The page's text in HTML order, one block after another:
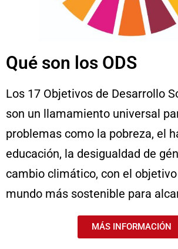
Qué son los ODS
Los 17 Objetivos de Desarrollo
son un llamamiento universal
problemas como la pobreza, el
educación, la desigualdad de
cambio climático, con el
mundo más sostenible para
MÁS INFORMACIÓN